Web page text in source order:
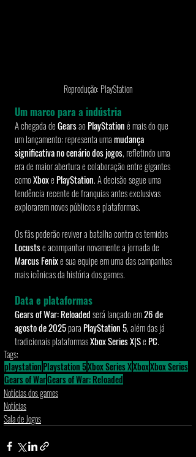
Reprodução: PlayStation
Um marco para a indústria
A chegada de Gears ao PlayStation é mais do que
um lançamento: representa uma mudança
significativa no cenário dos jogos, refletindo uma
era de maior abertura e colaboração entre gigantes
como Xbox e PlayStation. A decisão segue uma
tendência recente de franquias antes exclusivas
explorarem novos públicos e plataformas.
Os fãs poderão reviver a batalha contra os temidos
Locusts e acompanhar novamente a jornada de
Marcus Fenix e sua equipe em uma das campanhas
mais icônicas da história dos games.
Data e plataformas
Gears of War: Reloaded será lançado em 26 de
agosto de 2025 para PlayStation 5, além das já
tradicionais plataformas Xbox Series X|S e PC.
Tags:
playstationPlaystation 5Xbox Series XXboxXbox Series
Gears of WarGears of War: Reloaded
Notícias dos games
Notícias
Sala de Jogos